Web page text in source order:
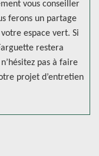
vous conseiller
ferons un partage
espace vert. Si
restera
pas à faire
projet d’entretien